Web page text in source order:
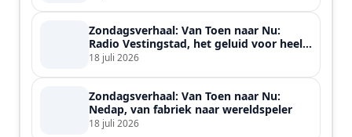
Zondagsverhaal: Van Toen naar Nu:
Radio Vestingstad, het geluid voor heel
de streek
18 juli 2026
Zondagsverhaal: Van Toen naar Nu:
Nedap, van fabriek naar wereldspeler
18 juli 2026